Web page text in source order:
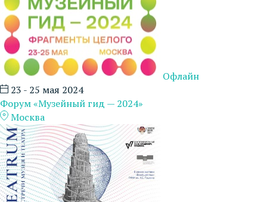
Офлайн
23 - 25 мая 2024
Форум «Музейный гид — 2024»
Москва